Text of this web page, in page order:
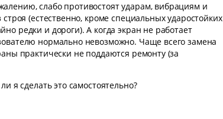
слабо противостоят ударам, вибрациям и
(естественно, кроме специальных ударостойких
редки и дороги). А когда экран не работает
нормально невозможно. Чаще всего замена
практически не поддаются ремонту (за
я сделать это самостоятельно?